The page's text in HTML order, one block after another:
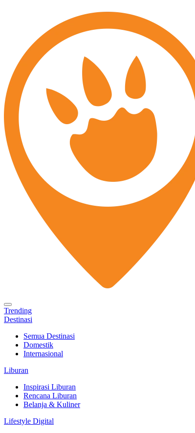
Trending
Destinasi
Semua Destinasi
Domestik
Internasional
Liburan
Inspirasi Liburan
Rencana Liburan
Belanja & Kuliner
Lifestyle Digital